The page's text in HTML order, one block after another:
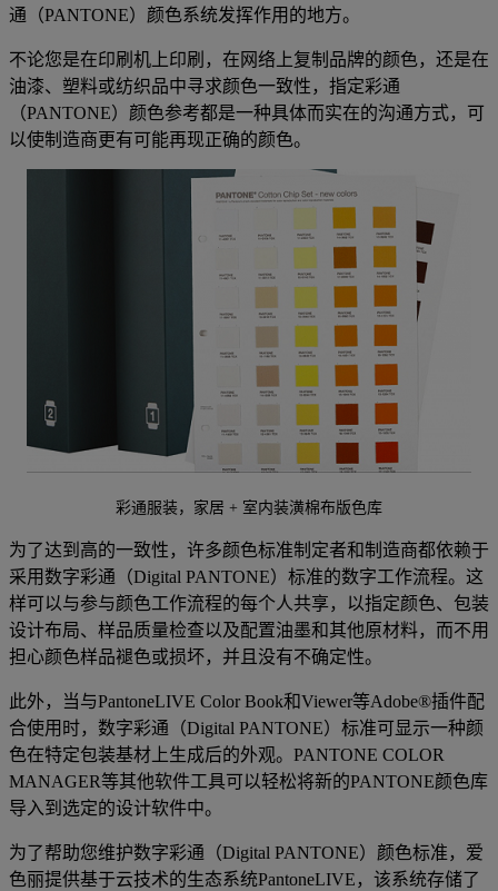
通（PANTONE）颜色系统发挥作用的地方。
不论您是在印刷机上印刷，在网络上复制品牌的颜色，还是在
油漆、塑料或纺织品中寻求颜色一致性，指定彩通
（PANTONE）颜色参考都是一种具体而实在的沟通方式，可
以使制造商更有可能再现正确的颜色。
彩通服装，家居 + 室内装潢棉布版色库
为了达到高的一致性，许多颜色标准制定者和制造商都依赖于
采用数字彩通（Digital PANTONE）标准的数字工作流程。这
样可以与参与颜色工作流程的每个人共享，以指定颜色、包装
设计布局、样品质量检查以及配置油墨和其他原材料，而不用
担心颜色样品褪色或损坏，并且没有不确定性。
此外，当与PantoneLIVE Color Book和Viewer等Adobe®插件配
合使用时，数字彩通（Digital PANTONE）标准可显示一种颜
色在特定包装基材上生成后的外观。PANTONE COLOR
MANAGER等其他软件工具可以轻松将新的PANTONE颜色库
导入到选定的设计软件中。
为了帮助您维护数字彩通（Digital PANTONE）颜色标准，爱
色丽提供基于云技术的生态系统PantoneLIVE，该系统存储了